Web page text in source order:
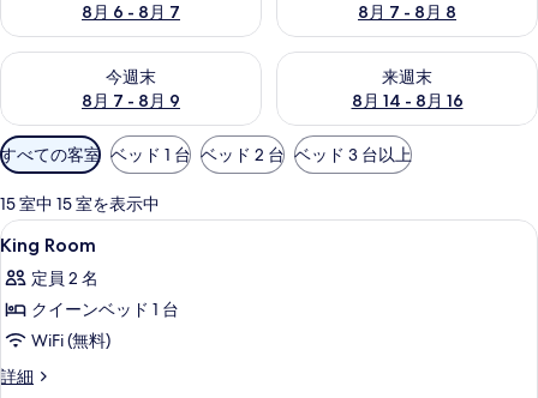
8月 6 - 8月 7
8月 7 - 8月 8
今週末
8月 7 - 8月 9
今週末 8月 7 - 8月 9 の空室状況をチェック
来週末
8月 14 - 8月 16
来週末 8月 14 - 8月 16 の空室
利
用
可
能
な
客
室
の
り
すべての客室 ベッド 1 台 ベッド 2 台 ベッド 3 台以上
15 室中 15 室を表示中
King
Room
の
す
べ
て
セーフティボックス (室内)、デスク
4
King Room
定員 2 名
クイーンベッド 1 台
WiFi (無料)
詳細
King